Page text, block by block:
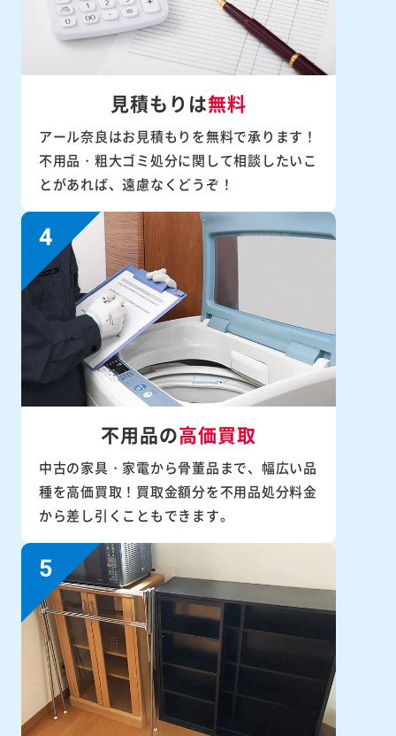
見積もりは無料
アール奈良はお見積もりを無料で承ります！
不用品・粗大ゴミ処分に関して相談したいこ
とがあれば、遠慮なくどうぞ！
不用品の高価買取
中古の家具・家電から骨董品まで、幅広い品
種を高価買取！買取金額分を不用品処分料金
から差し引くこともできます。